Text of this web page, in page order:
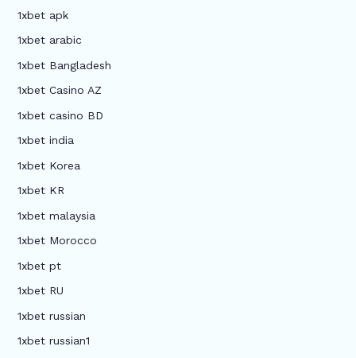
1xbet apk
1xbet arabic
1xbet Bangladesh
1xbet Casino AZ
1xbet casino BD
1xbet india
1xbet Korea
1xbet KR
1xbet malaysia
1xbet Morocco
1xbet pt
1xbet RU
1xbet russian
1xbet russian1